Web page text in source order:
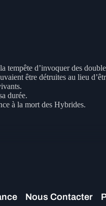
tempête d’invoquer des
être détruites au lieu
durée.
à la mort des Hybrides.